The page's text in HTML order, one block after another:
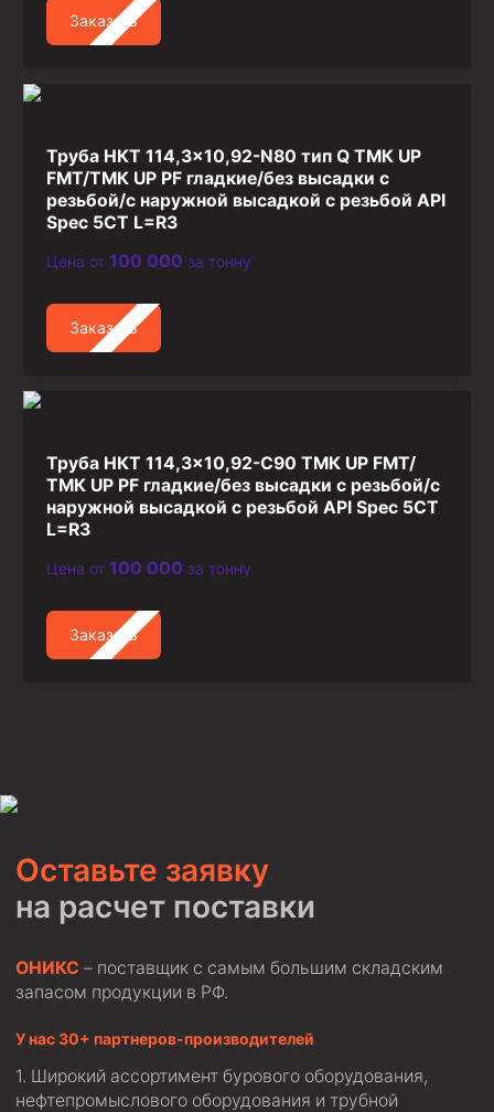
Заказать
Труба НКТ 114,3×10,92-N80 тип Q ТМК UP
FMT/ТМК UP PF гладкие/без высадки с
резьбой/с наружной высадкой с резьбой API
Spec 5CT L=R3
Цена от 100 000 за тонну
Заказать
Труба НКТ 114,3×10,92-C90 ТМК UP FMT/
ТМК UP PF гладкие/без высадки с резьбой/с
наружной высадкой с резьбой API Spec 5CT
L=R3
Цена от 100 000 за тонну
Заказать
Оставьте заявку
на расчет поставки
ОНИКС – поставщик с самым большим складским
запасом продукции в РФ.
У нас 30+ партнеров-производителей
Широкий ассортимент бурового оборудования,
нефтепромыслового оборудования и трубной